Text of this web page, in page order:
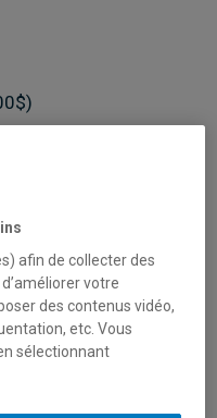
en administration, ESG
afin de collecter des
votre
des contenus vidéo,
etc. Vous
sélectionnant